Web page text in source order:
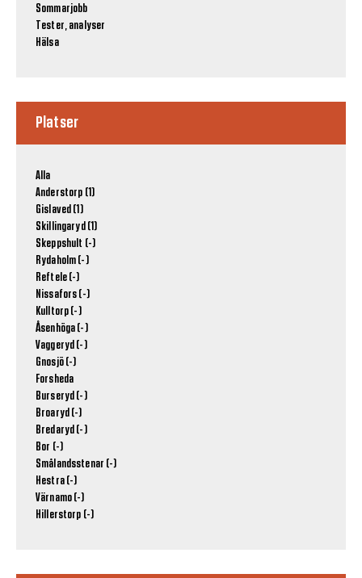
Sommarjobb
Tester, analyser
Hälsa
Platser
Alla
Anderstorp (1)
Gislaved (1)
Skillingaryd (1)
Skeppshult (-)
Rydaholm (-)
Reftele (-)
Nissafors (-)
Kulltorp (-)
Åsenhöga (-)
Vaggeryd (-)
Gnosjö (-)
Forsheda
Burseryd (-)
Broaryd (-)
Bredaryd (-)
Bor (-)
Smålandsstenar (-)
Hestra (-)
Värnamo (-)
Hillerstorp (-)